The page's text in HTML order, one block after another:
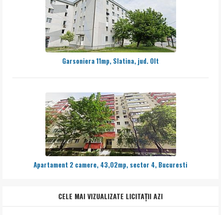
Garsoniera 11mp, Slatina, jud. Olt
Apartament 2 camere, 43,02mp, sector 4, Bucuresti
CELE MAI VIZUALIZATE LICITAȚII AZI